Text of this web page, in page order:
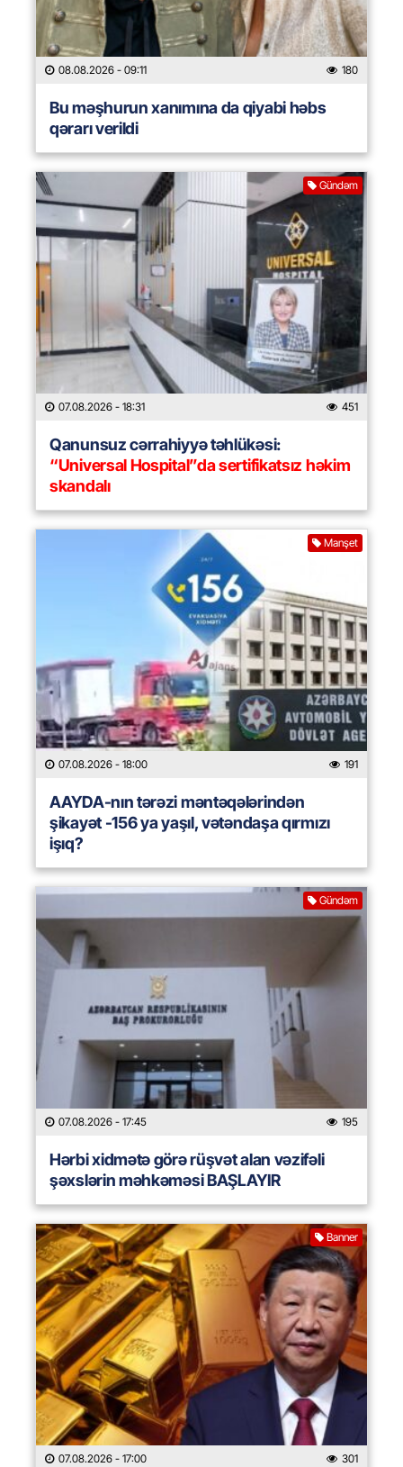
08.08.2026 - 09:11 180
Bu məşhurun xanımına da qiyabi həbs
qərarı verildi
Gündəm
07.08.2026 - 18:31 451
Qanunsuz cərrahiyyə təhlükəsi:
“Universal Hospital”da sertifikatsız həkim
skandalı
Manşet
07.08.2026 - 18:00 191
AAYDA-nın tərəzi məntəqələrindən
şikayət -156 ya yaşıl, vətəndaşa qırmızı
işıq?
Gündəm
07.08.2026 - 17:45 195
Hərbi xidmətə görə rüşvət alan vəzifəli
şəxslərin məhkəməsi BAŞLAYIR
Banner
07.08.2026 - 17:00 301